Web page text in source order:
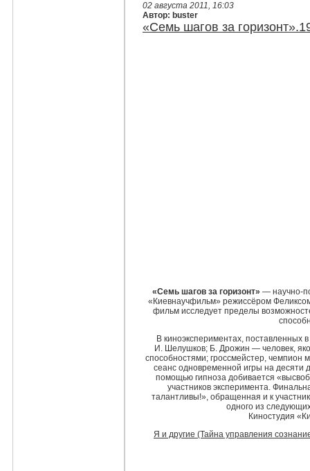
02 августа 2011, 16:03
Автор: buster
«Семь шагов за
«Семь шагов за горизонт» — научно-
«Киевнаучфильм» режиссёром
фильм исследует пределы
В киноэкспериментах, поставленных
И. Шелушков; Б. Дрожин — человек,
способностями; гроссмейстер,
сеанс одновременной игры на десяти
помощью гипноза добивается
участников эксперимента.
талантливы!», обращенная и к
одного из
Киностудия
Я и другие (Тайна управления